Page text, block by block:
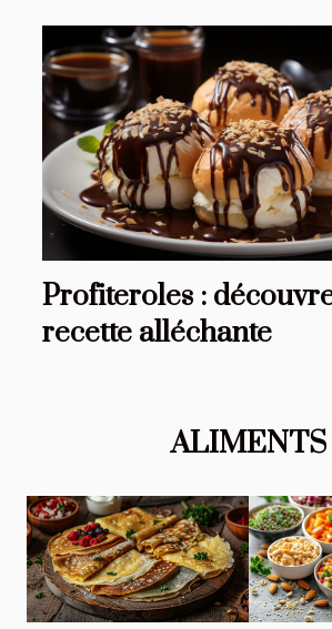
Profiteroles :
recette alléchante
ALIMENTS